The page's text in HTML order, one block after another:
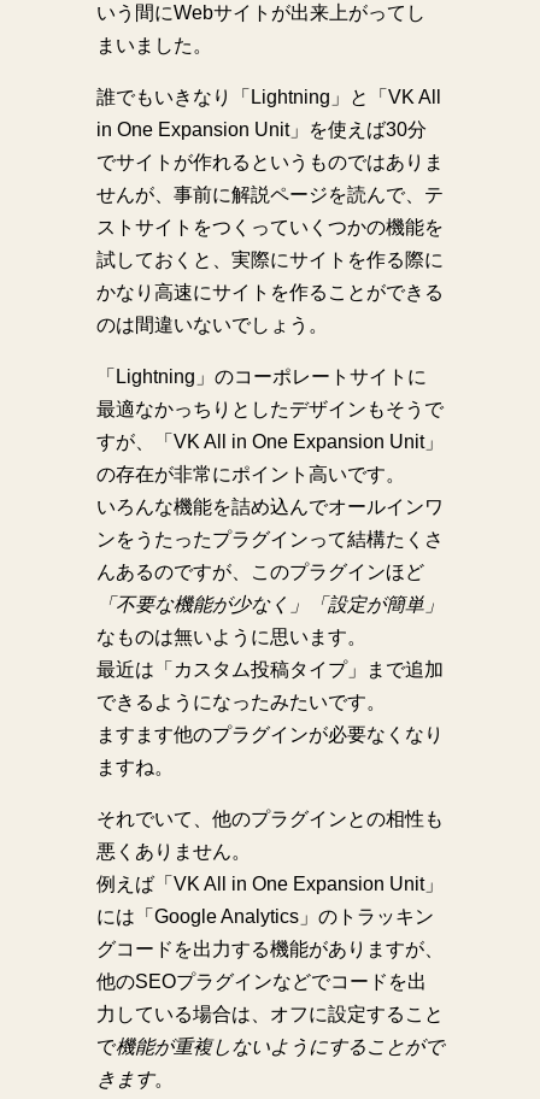
いう間にWebサイトが出来上がってし
まいました。
誰でもいきなり「Lightning」と「VK All
in One Expansion Unit」を使えば30分
でサイトが作れるというものではありま
せんが、事前に解説ページを読んで、テ
ストサイトをつくっていくつかの機能を
試しておくと、実際にサイトを作る際に
かなり高速にサイトを作ることができる
のは間違いないでしょう。
「Lightning」のコーポレートサイトに
最適なかっちりとしたデザインもそうで
すが、「VK All in One Expansion Unit」
の存在が非常にポイント高いです。
いろんな機能を詰め込んでオールインワ
ンをうたったプラグインって結構たくさ
んあるのですが、このプラグインほど
「不要な機能が少なく」「設定が簡単」
なものは無いように思います。
最近は「カスタム投稿タイプ」まで追加
できるようになったみたいです。
ますます他のプラグインが必要なくなり
ますね。
それでいて、他のプラグインとの相性も
悪くありません。
例えば「VK All in One Expansion Unit」
には「Google Analytics」のトラッキン
グコードを出力する機能がありますが、
他のSEOプラグインなどでコードを出
力している場合は、オフに設定すること
で機能が重複しないようにすることがで
きます。